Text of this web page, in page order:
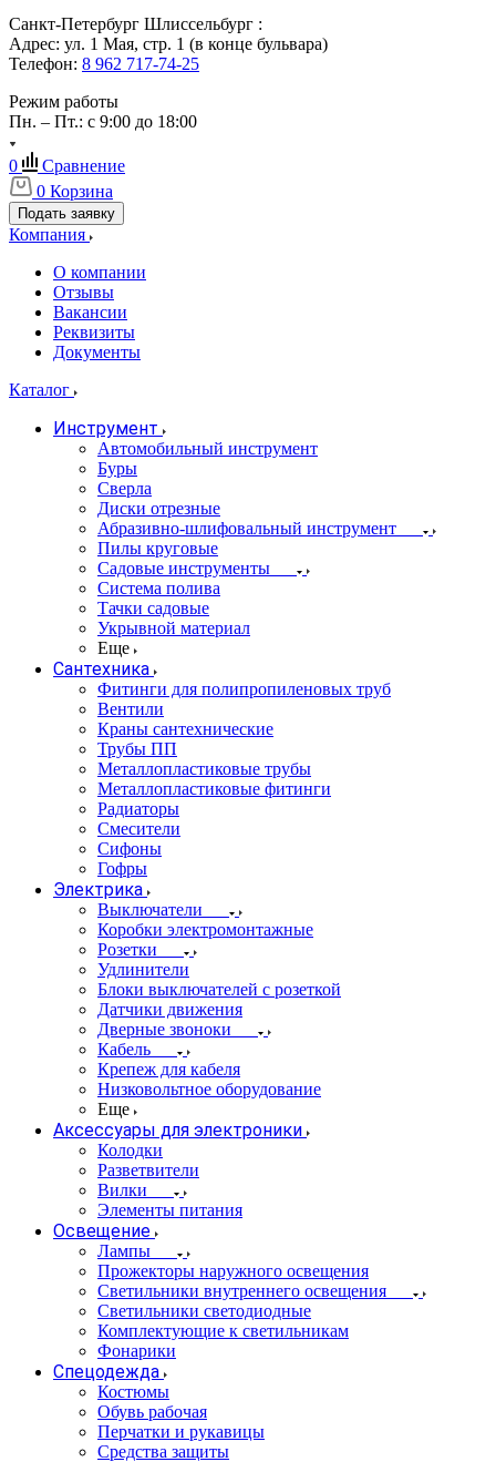
Санкт-Петербург Шлиссельбург :
Адрес: ул. 1 Мая, стр. 1 (в конце бульвара)
Телефон: 8 962 717-74-25
Режим работы
Пн. – Пт.: с 9:00 до 18:00
0
Сравнение
0 Корзина
Подать заявку
Компания
О компании
Отзывы
Вакансии
Реквизиты
Документы
Каталог
Инструмент
Автомобильный инструмент
Буры
Сверла
Диски отрезные
Абразивно-шлифовальный инструмент
Пилы круговые
Садовые инструменты
Система полива
Тачки садовые
Укрывной материал
Еще
Сантехника
Фитинги для полипропиленовых труб
Вентили
Краны сантехнические
Трубы ПП
Металлопластиковые трубы
Металлопластиковые фитинги
Радиаторы
Смесители
Сифоны
Гофры
Электрика
Выключатели
Коробки электромонтажные
Розетки
Удлинители
Блоки выключателей с розеткой
Датчики движения
Дверные звоноки
Кабель
Крепеж для кабеля
Низковольтное оборудование
Еще
Аксессуары для электроники
Колодки
Разветвители
Вилки
Элементы питания
Освещение
Лампы
Прожекторы наружного освещения
Светильники внутреннего освещения
Светильники светодиодные
Комплектующие к светильникам
Фонарики
Спецодежда
Костюмы
Обувь рабочая
Перчатки и рукавицы
Средства защиты